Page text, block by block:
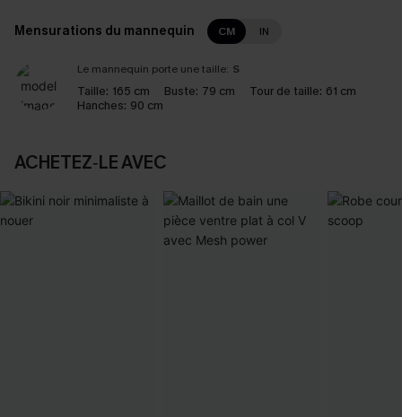
Mensurations du mannequin CM IN
Le mannequin porte une taille: S
Taille: 165 cm Buste: 79 cm Tour de taille: 61 cm
Hanches: 90 cm
ACHETEZ‑LE AVEC